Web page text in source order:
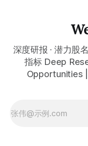
with any financial
深度研报 · 潜力股
指标 Deep
Opportunities